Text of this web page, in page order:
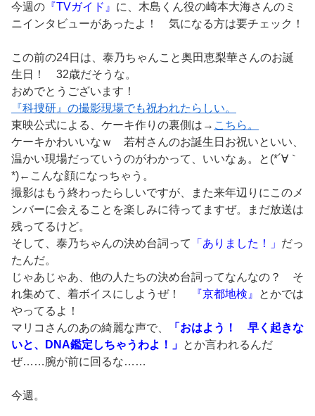
今週の 『TVガイド』 に、木島くん役の崎本大海さんのミ
ニインタビューがあったよ！ 気になる方は要チェック！
この前の24日は、泰乃ちゃんこと奥田恵梨華さんのお誕
生日！ 32歳だそうな。
おめでとうございます！
『科捜研』の撮影現場でも祝われたらしい。
東映公式による、ケーキ作りの裏側は→ こちら。
ケーキかわいいなｗ 若村さんのお誕生日お祝いといい、
温かい現場だっていうのがわかって、いいなぁ。と(*´∀｀
*)←こんな顔になっちゃう。
撮影はもう終わったらしいですが、また来年辺りにこのメ
ンバーに会えることを楽しみに待ってますぜ。まだ放送は
残ってるけど。
そして、泰乃ちゃんの決め台詞って
「ありました！」 だっ
たんだ。
じゃあじゃあ、他の人たちの決め台詞ってなんなの？ そ
れ集めて、着ボイスにしようぜ！
『京都地検』
とかでは
やってるよ！
マリコさんのあの綺麗な声で、
「おはよう！ 早く起きな
いと、DNA鑑定しちゃうわよ！」 とか言われるんだ
ぜ……腕が前に回るな……
今週。